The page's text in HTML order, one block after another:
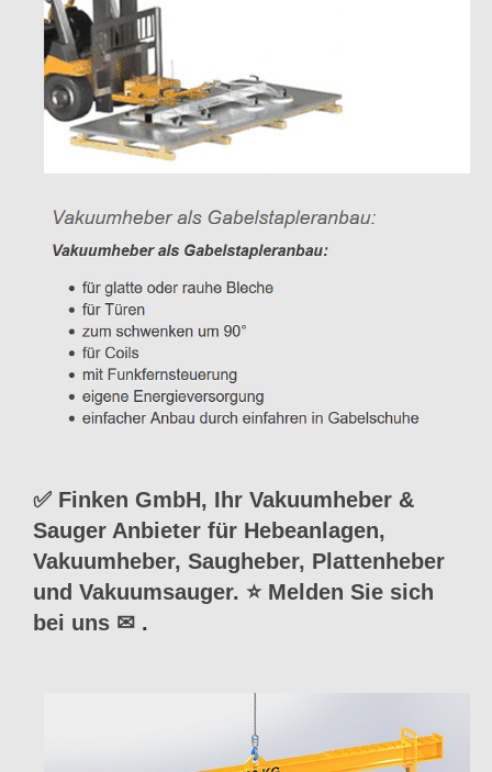
✅ Finken GmbH, Ihr Vakuumheber &
Sauger Anbieter für Hebeanlagen,
Vakuumheber, Saugheber, Plattenheber
und Vakuumsauger. ⭐ Melden Sie sich
bei uns ✉ .